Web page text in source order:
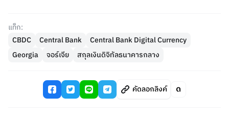
แท็ก:
CBDC
Central Bank
Central Bank Digital Currency
Georgia
จอร์เจีย สกุลเงินดิจิทัลธนาคารกลาง
คัดลอกลิงค์